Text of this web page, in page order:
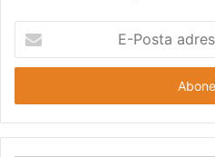
Posta
adresinizi